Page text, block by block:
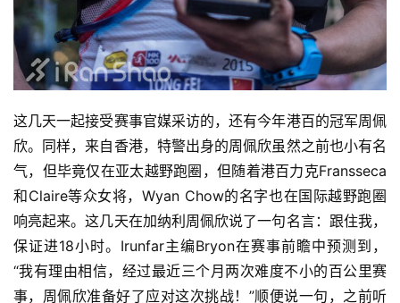
这几天一起接受赛事官媒采访的，还有今年港百的冠军周佩
欣。同样，来自香港，特警出身的周佩欣虽然之前也小有名
气，但毕竟仅在亚太越野跑圈，但随着港百力克Fransseca
和Claire等众女将，Wyan Chow的名字也在国际越野跑圈
响亮起来。这几天在加纳利周佩欣说了一句名言：跟住我，
保证进18小时。Irunfar主编Bryon在赛事前瞻中预测到，
“我有理由相信，经过最近三个月两次难度不小的百公里赛
事，周佩欣准备好了应对这次挑战！”顺便说一句，之前听